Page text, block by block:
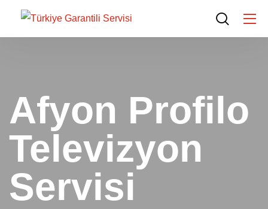
Afyon Profilo
Televizyon
Servisi